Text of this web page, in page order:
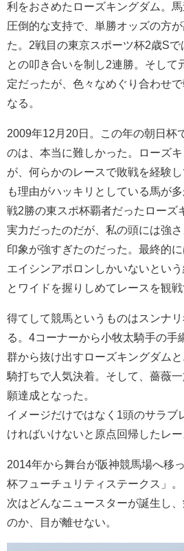
利をおさめたローズキングダム。
圧倒的な支持で、単勝オッズの方
た。2戦目の東京スポーツ杯2歳S
との叩き合いを制し2連勝。そして
定だったが、色々なめぐり合わせ
なる。
2009年12月20日。この年の朝日杯
のは、本当に難しかった。ローズ
が、何らかのレースで敗戦を経験
も理由がハッキリとしている馬が
戦2勝の東スポ杯覇者だったローズ
実力だったのだが、私の頭には強
印象が強すぎたのだった。最終的
エイシンアポロンしかいないとい
とワイドを握りしめてレースを観戦
得てして競馬というものはスンナ
る。4コーナーから小牧太騎手の手
群から抜け出すローズキングダム
騎打ちで人気決着。そして、薔薇
願達成となった。
イメージだけではなく1頭のサラブ
ければいけないと原点回帰したレー
2014年から舞台が阪神競馬場へ移
杯フューチュリティステークス」。
次はどんなニュースターが誕生し
のか、目が離せない。